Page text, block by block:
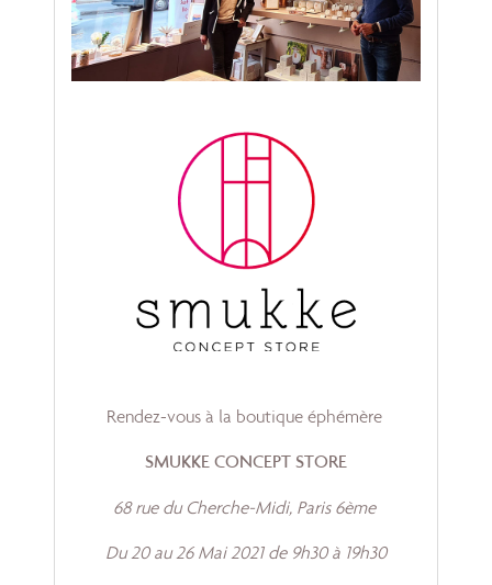
Rendez-vous à la boutique éphémère
SMUKKE CONCEPT STORE
68 rue du Cherche-Midi, Paris 6ème
Du 20 au 26 Mai 2021 de 9h30 à 19h30